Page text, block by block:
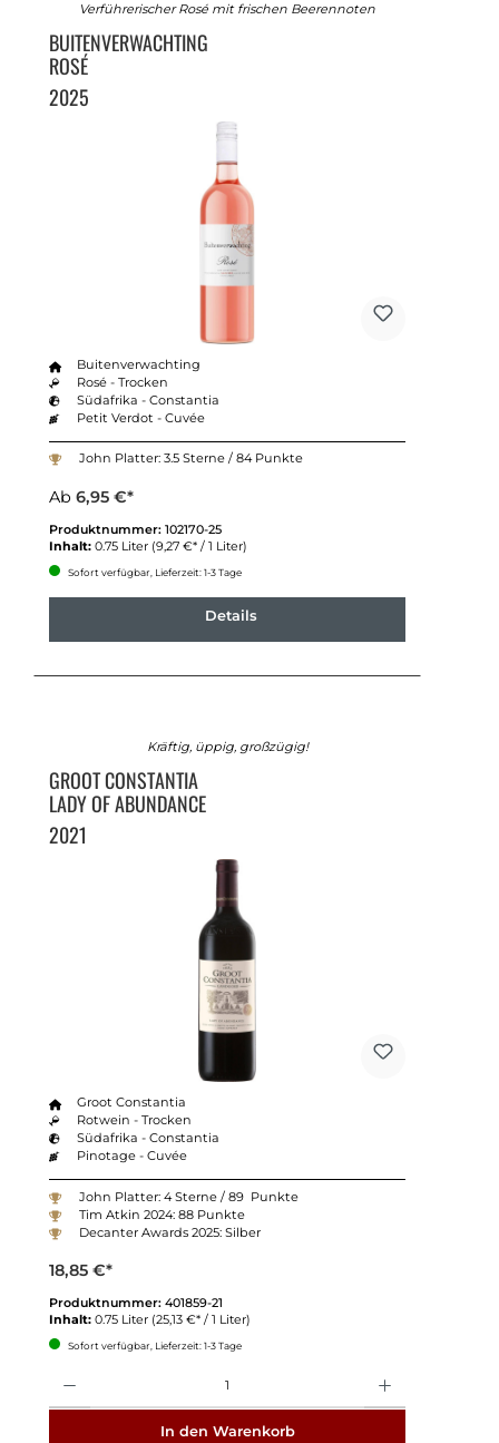
Verführerischer Rosé mit frischen Beerennoten
BUITENVERWACHTING
ROSÉ
2025
Buitenverwachting
Rosé - Trocken
Südafrika - Constantia
Petit Verdot - Cuvée
John Platter: 3.5 Sterne / 84 Punkte
Ab 6,95 €*
Produktnummer: 102170-25
Inhalt: 0.75 Liter (9,27 €* / 1 Liter)
Sofort verfügbar, Lieferzeit: 1-3 Tage
Details
Kräftig, üppig, großzügig!
GROOT CONSTANTIA
LADY OF ABUNDANCE
2021
Groot Constantia
Rotwein - Trocken
Südafrika - Constantia
Pinotage - Cuvée
John Platter: 4 Sterne / 89 Punkte
Tim Atkin 2024: 88 Punkte
Decanter Awards 2025: Silber
18,85 €*
Produktnummer: 401859-21
Inhalt: 0.75 Liter (25,13 €* / 1 Liter)
Sofort verfügbar, Lieferzeit: 1-3 Tage
In den Warenkorb